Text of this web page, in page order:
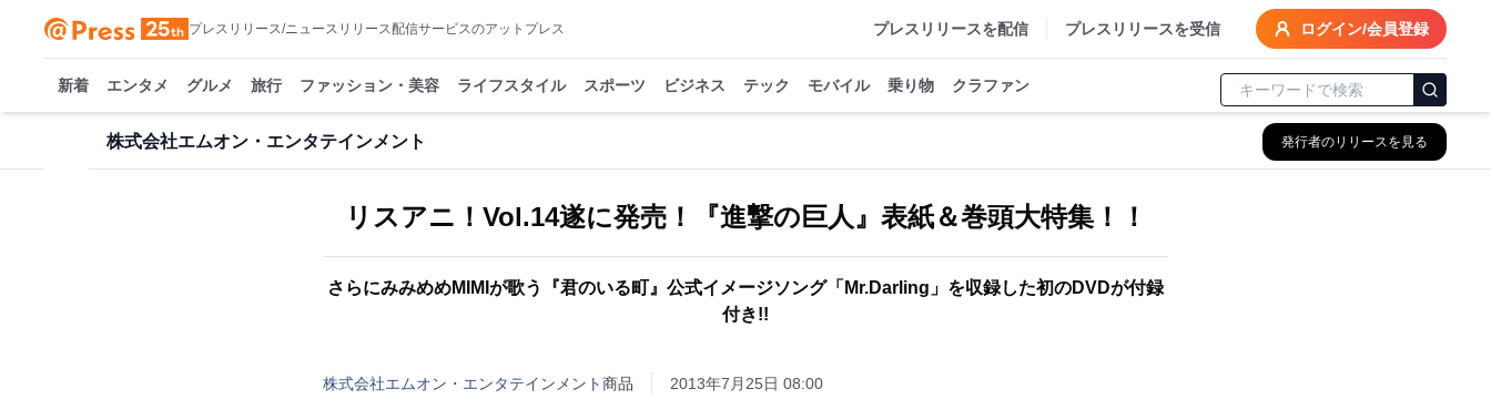
プレスリリース/ニュースリリース配信サービスのアットプレス プレスリリースを配信 プレスリリースを受信 ログイン/会員登録
新着 エンタメ グルメ 旅行 ファッション・美容 ライフスタイル スポーツ ビジネス テック モバイル 乗り物 クラファン
株式会社エムオン・エンタテインメント 発行者のリリースを見る
さらにみみめめMIMIが歌う『君のいる町』公式イメージソング「Mr.Darling」を収録した初のDVDが付録
付き!!
株式会社エムオン・エンタテインメント商品 2013年7月25日 08:00